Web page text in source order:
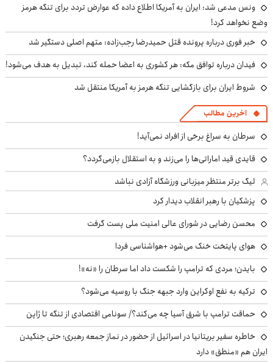
ونس مدعی شد: ایران به آمریکا اطلاع داده که عوارض تردد برای تنگه هرمز
وضع نخواهد کرد!
خبر فوری درباره پرونده قتل حمیدرضا رجب‌زاده: متهم اصلی دستگیر شد
فیدان درباره توافق مکه: هر کشوری به اعضا حمله کند، تبدیل به هدف می‌شود!
شروط ایران برای بازگشایی تنگه هرمز به آمریکا منتقل شد
آخرین مطالب
سرطان به سراغ برخی از افراد نمی‌آید!
قایدی قید اماراتی‌ها را می‌زند و به استقلال بازمی‌گردد؟
لیگ برتر منتظر میزبانی ورزشگاه آزادی نباشد
پزشکیان با رهبر انقلاب دیدار کرد
محسن رضایی در شورای عالی امنیت ملی پست گرفت
هوای پایتخت خنک می‌شود +هواشناسی فردا
بایدن؛ مردی که ترامپ را شکست داد اما سرطان را «نه»!
ترکیه به نفع اوکراین وارد جبهه جنگ با روسیه می‌شود؟
حماقت ترامپ با شرق آسیا چه می‌کند؟/ سونامی اقتصادی از تنگه تا ژاپن
خاطره سفیر بریتانیا در اسرائیل از حضور در نماز جمعه رهبری؛ حتی جنگیدن
ایران هم «منطق» دارد